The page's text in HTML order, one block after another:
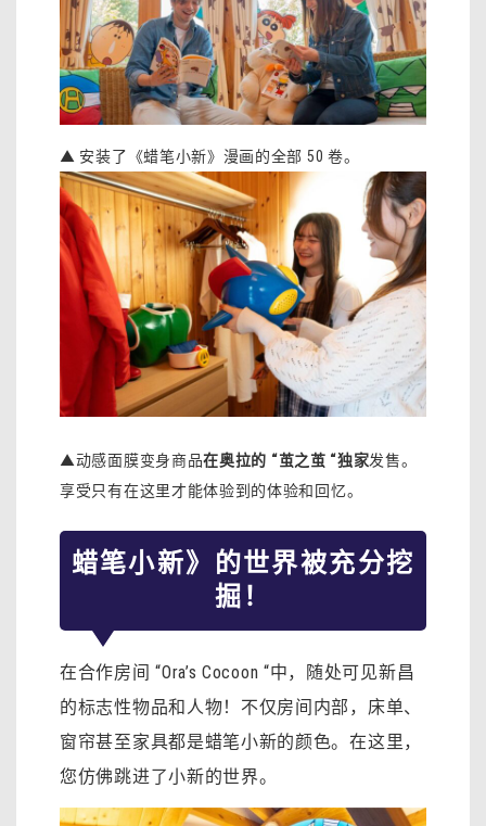
▲ 安装了《蜡笔小新》漫画的全部 50 卷。
▲动感面膜变身商品在奥拉的 “茧之茧 “独家发售。
享受只有在这里才能体验到的体验和回忆。
蜡笔小新》的世界被充分挖
掘！
在合作房间 “Ora’s Cocoon “中，随处可见新昌
的标志性物品和人物！不仅房间内部，床单、
窗帘甚至家具都是蜡笔小新的颜色。在这里，
您仿佛跳进了小新的世界。